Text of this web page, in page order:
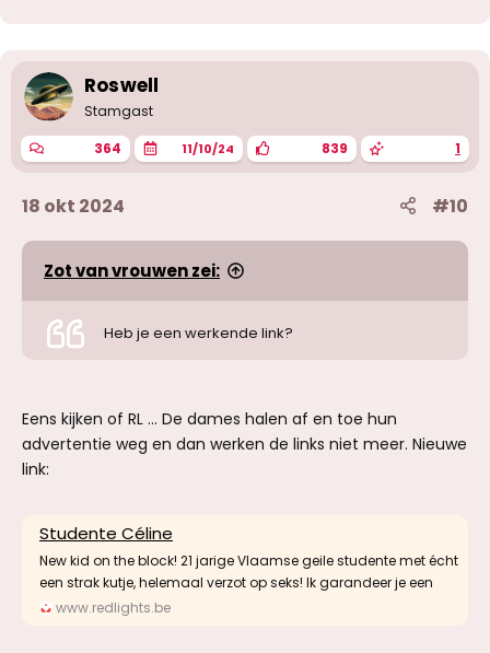
Roswell
Stamgast
364 11/10/24 839 1
18 okt 2024 #10
Zot van vrouwen zei:
Heb je een werkende link?
Eens kijken of RL ... De dames halen af en toe hun
advertentie weg en dan werken de links niet meer. Nieuwe
link:
Studente Céline
New kid on the block! 21 jarige Vlaamse geile studente met écht
een strak kutje, helemaal verzot op seks! Ik garandeer je een
www.redlights.be